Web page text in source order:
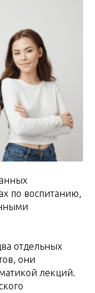
по воспитанию,
отдельных
они
лекций.